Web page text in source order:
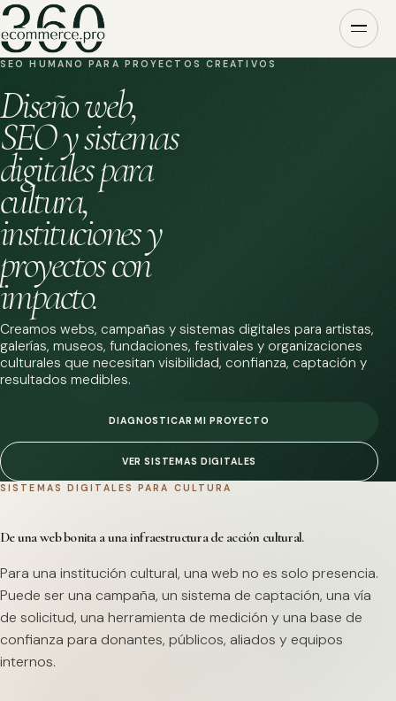
SEO HUMANO PARA PROYECTOS CREATIVOS
Diseño web,
SEO y sistemas
digitales para
cultura,
instituciones y
proyectos con
impacto.
Creamos webs, campañas y sistemas digitales para artistas,
galerías, museos, fundaciones, festivales y organizaciones
culturales que necesitan visibilidad, confianza, captación y
resultados medibles.
DIAGNOSTICAR MI PROYECTO
VER SISTEMAS DIGITALES
SISTEMAS DIGITALES PARA CULTURA
De una web bonita a una infraestructura de acción cultural.
Para una institución cultural, una web no es solo presencia.
Puede ser una campaña, un sistema de captación, una vía
de solicitud, una herramienta de medición y una base de
confianza para donantes, públicos, aliados y equipos
internos.